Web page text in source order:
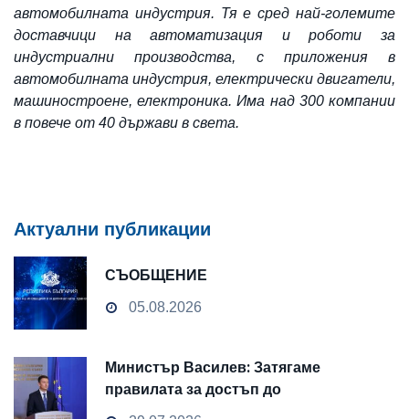
автомобилната индустрия. Тя е сред най-големите
доставчици на автоматизация и роботи за
индустриални производства, с приложения в
автомобилната индустрия, електрически двигатели,
машиностроене, електроника. Има над 300 компании
в повече от 40 държави в света.
Актуални публикации
СЪОБЩЕНИЕ
05.08.2026
Министър Василев: Затягаме
правилата за достъп до
чувствителни данни